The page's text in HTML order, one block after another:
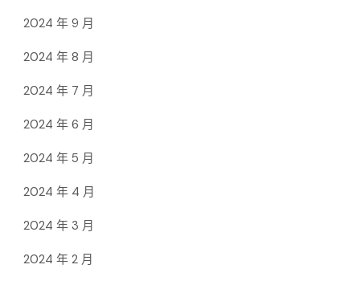
2024 年 9 月
2024 年 8 月
2024 年 7 月
2024 年 6 月
2024 年 5 月
2024 年 4 月
2024 年 3 月
2024 年 2 月